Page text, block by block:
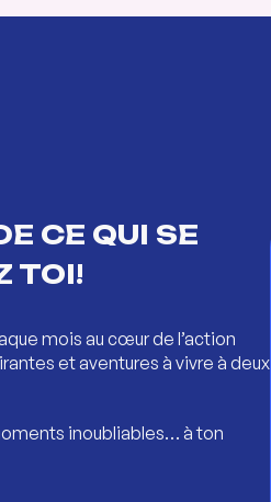
CE QUI SE
TOI!
mois au cœur de l’action
et aventures à vivre à deux
inoubliables… à ton